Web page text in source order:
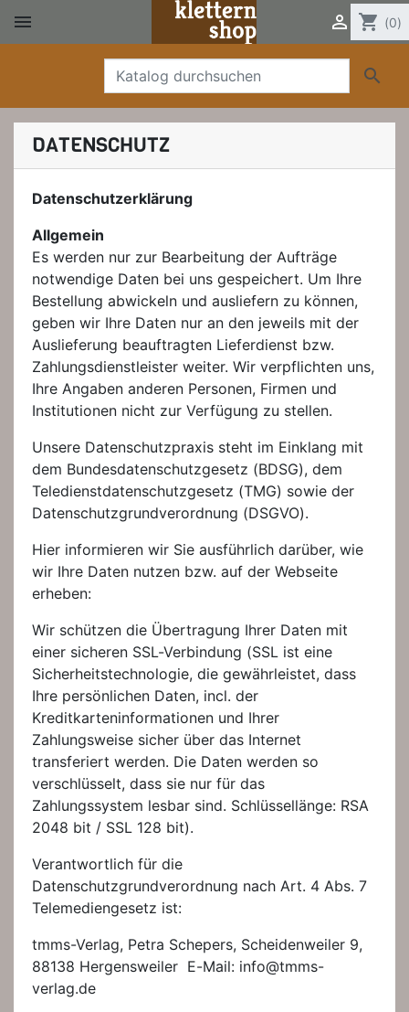
  shopping_cart (0)

DATENSCHUTZ
Datenschutzerklärung
Allgemein
Es werden nur zur Bearbeitung der Aufträge
notwendige Daten bei uns gespeichert. Um Ihre
Bestellung abwickeln und ausliefern zu können,
geben wir Ihre Daten nur an den jeweils mit der
Auslieferung beauftragten Lieferdienst bzw.
Zahlungsdienstleister weiter. Wir verpflichten uns,
Ihre Angaben anderen Personen, Firmen und
Institutionen nicht zur Verfügung zu stellen.
Unsere Datenschutzpraxis steht im Einklang mit
dem Bundesdatenschutzgesetz (BDSG), dem
Teledienstdatenschutzgesetz (TMG) sowie der
Datenschutzgrundverordnung (DSGVO).
Hier informieren wir Sie ausführlich darüber, wie
wir Ihre Daten nutzen bzw. auf der Webseite
erheben:
Wir schützen die Übertragung Ihrer Daten mit
einer sicheren SSL-Verbindung (SSL ist eine
Sicherheitstechnologie, die gewährleistet, dass
Ihre persönlichen Daten, incl. der
Kreditkarteninformationen und Ihrer
Zahlungsweise sicher über das Internet
transferiert werden. Die Daten werden so
verschlüsselt, dass sie nur für das
Zahlungssystem lesbar sind. Schlüssellänge: RSA
2048 bit / SSL 128 bit).
Verantwortlich für die
Datenschutzgrundverordnung nach Art. 4 Abs. 7
Telemediengesetz ist:
tmms-Verlag, Petra Schepers, Scheidenweiler 9,
88138 Hergensweiler E-Mail: info@tmms-
verlag.de